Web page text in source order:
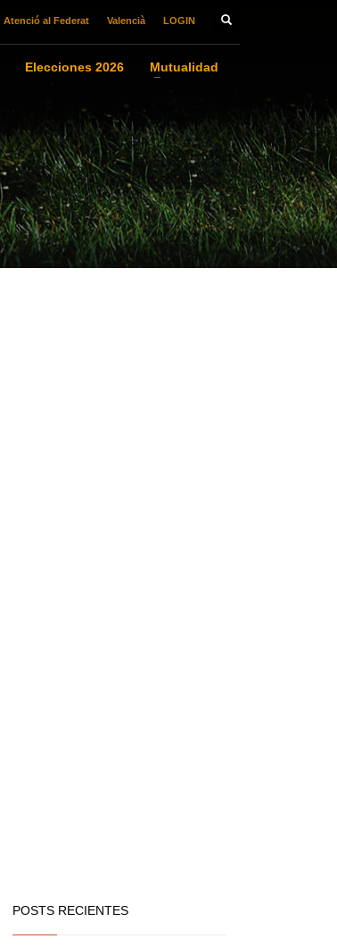
Atenció al Federat Valencià LOGIN
Elecciones 2026
Mutualidad
POSTS RECIENTES